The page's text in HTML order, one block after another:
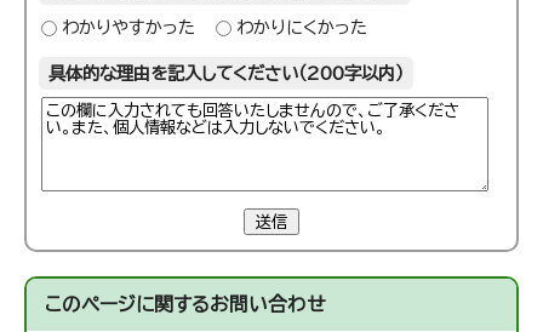
わかりやすかった わかりにくかった
具体的な理由を記入してください（200字以内）
送信
このページに関するお問い合わせ